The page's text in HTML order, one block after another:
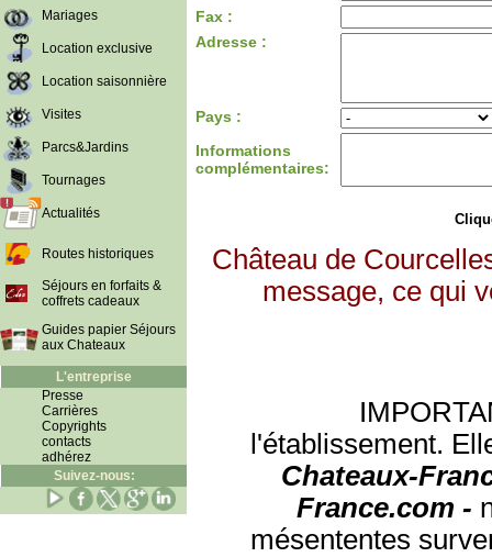
Mariages
Location exclusive
Location saisonnière
Visites
Parcs&Jardins
Tournages
Actualités
Routes historiques
Séjours en forfaits &
coffrets cadeaux
Guides papier Séjours
aux Chateaux
L'entreprise
Presse
Carrières
Copyrights
contacts
adhérez
Suivez-nous:
Fax :
Adresse :
Pays :
Informations
complémentaires:
Château de
message, ce qui
l'établissement.
Chateaux-
France.com -
mésententes